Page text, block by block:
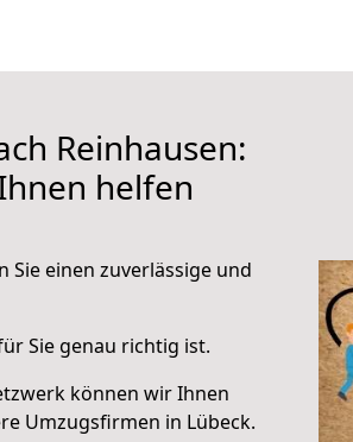
Reinhausen:
helfen
Sie einen zuverlässige und
Sie genau richtig ist.
können wir Ihnen
Umzugsfirmen in Lübeck.